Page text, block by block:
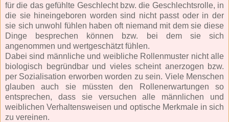
für die das gefühlte Geschlecht bzw. die Geschlechtsrolle, in
die sie hineingeboren worden sind nicht passt oder in der
sie sich unwohl fühlen haben oft niemand mit dem sie diese
Dinge besprechen können bzw. bei dem sie sich
angenommen und wertgeschätzt fühlen.
Dabei sind männliche und weibliche Rollenmuster nicht alle
biologisch begründbar und vieles scheint anerzogen bzw.
per Sozialisation erworben worden zu sein. Viele Menschen
glauben auch sie müssten den Rollenerwartungen so
entsprechen, dass sie versuchen alle männlichen und
weiblichen Verhaltensweisen und optische Merkmale in sich
zu vereinen.